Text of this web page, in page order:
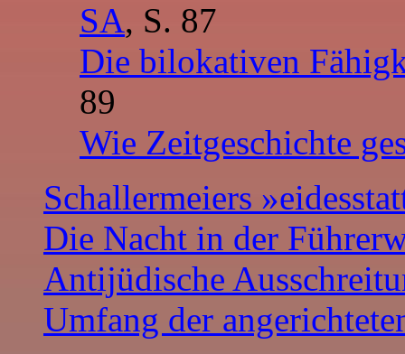
SA, S. 87
Die bilokativen
89
Wie Zeitgeschichte
Schallermeiers
Die Nacht in der
Antijüdische
Umfang der